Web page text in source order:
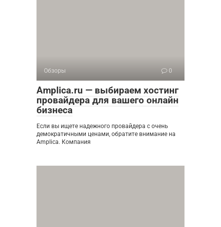
Обзоры 0
Amplica.ru — выбираем хостинг
провайдера для вашего онлайн
бизнеса
Если вы ищете надежного провайдера с очень
демократичными ценами, обратите внимание на
Amplica. Компания